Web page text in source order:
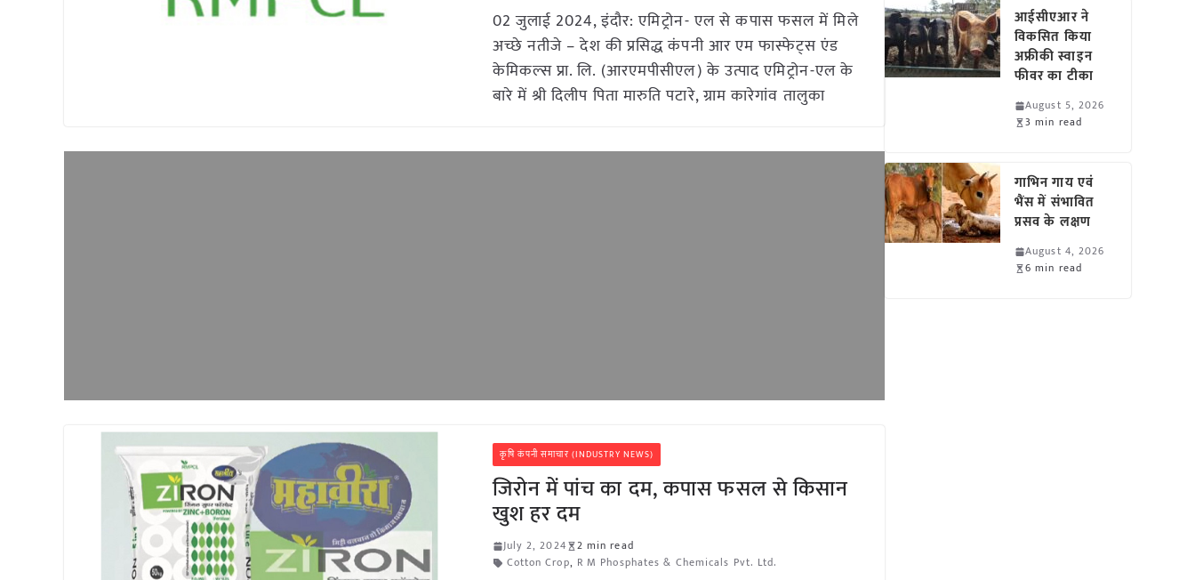
02 जुलाई 2024, इंदौर: एमिट्रोन- एल से कपास फसल में मिले
अच्छे नतीजे – देश की प्रसिद्ध कंपनी आर एम फास्फेट्स एंड
केमिकल्स प्रा. लि. (आरएमपीसीएल) के उत्पाद एमिट्रोन-एल के
बारे में श्री दिलीप पिता मारुति पटारे, ग्राम कारेगांव तालुका
कृषि कंपनी समाचार (INDUSTRY NEWS)
जिरोन में पांच का दम, कपास फसल से किसान
खुश हर दम
July 2, 2024
2 min read
Cotton Crop, R M Phosphates & Chemicals Pvt. Ltd.
आईसीएआर ने
विकसित किया
अफ्रीकी स्वाइन
फीवर का टीका
August 5, 2026
3 min read
गाभिन गाय एवं
भैंस में संभावित
प्रसव के लक्षण
August 4, 2026
6 min read